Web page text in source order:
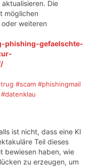
Die
möglichen
weiteren
phishing-gefaelschte-
#scam #phishingmail
#datenklau
ist nicht, dass eine KI
Teil dieses
bewiesen haben, wie
zu erzeugen, um